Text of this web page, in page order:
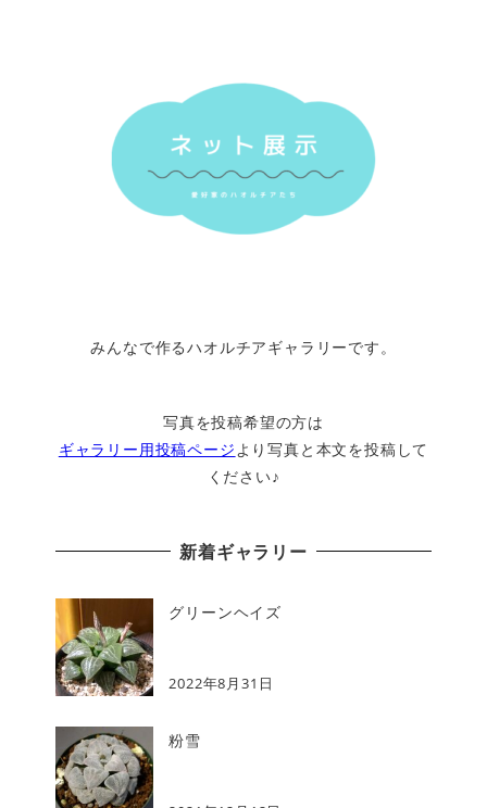
みんなで作るハオルチアギャラリーです。
写真を投稿希望の方は
ギャラリー用投稿ページ より写真と本文を投稿して
ください♪
新着ギャラリー
グリーンヘイズ
2022年8月31日
粉雪